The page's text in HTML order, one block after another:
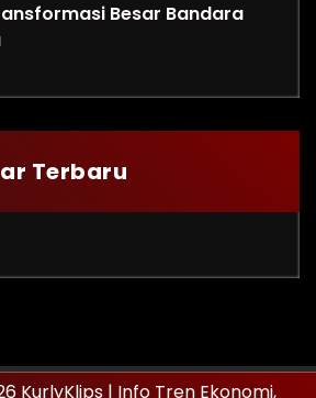
Besar Bandara
Terbaru
KurlyKlips | Info Tren Ekonomi,